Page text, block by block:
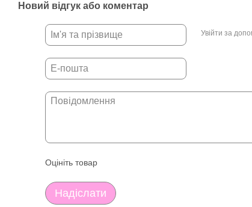
Новий відгук або коментар
Увійти за
Оцініть товар
Надіслати